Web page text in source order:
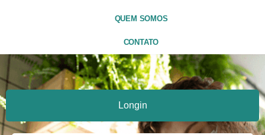
QUEM SOMOS
CONTATO
Longin